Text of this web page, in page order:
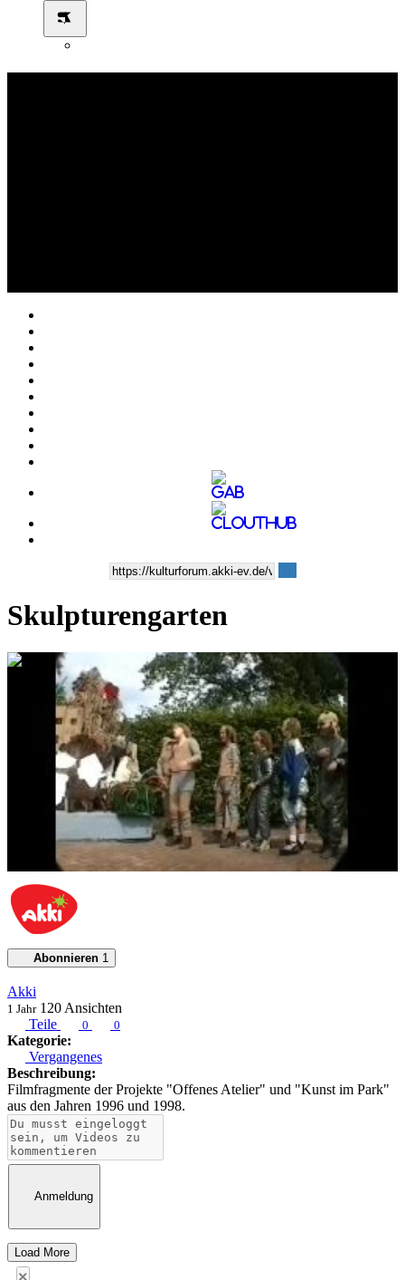
Skulpturengarten
0:05:33
Abonnieren 1
Akki
1 Jahr 120 Ansichten
Teile
0 0
Kategorie:
Vergangenes
Beschreibung:
Filmfragmente der Projekte "Offenes Atelier" und "Kunst im Park"
aus den Jahren 1996 und 1998.
Anmeldung
Load More